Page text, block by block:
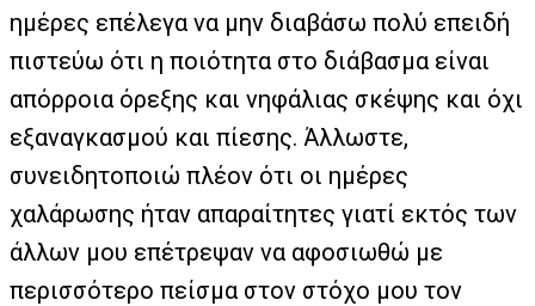
ημέρες επέλεγα να μην διαβάσω πολύ επειδή
πιστεύω ότι η ποιότητα στο διάβασμα είναι
απόρροια όρεξης και νηφάλιας σκέψης και όχι
εξαναγκασμού και πίεσης. Άλλωστε,
συνειδητοποιώ πλέον ότι οι ημέρες
χαλάρωσης ήταν απαραίτητες γιατί εκτός των
άλλων μου επέτρεψαν να αφοσιωθώ με
περισσότερο πείσμα στον στόχο μου τον